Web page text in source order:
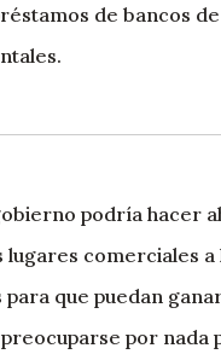
de bancos
podría hacer
lugares comerciales a
que puedan
por nada